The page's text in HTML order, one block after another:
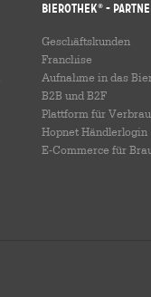
Bierothek® -
Geschäftskunden
Franchise
Aufnahme in das
B2B und B2F
Plattform für
Hopnet Händlerlogin
E-Commerce für